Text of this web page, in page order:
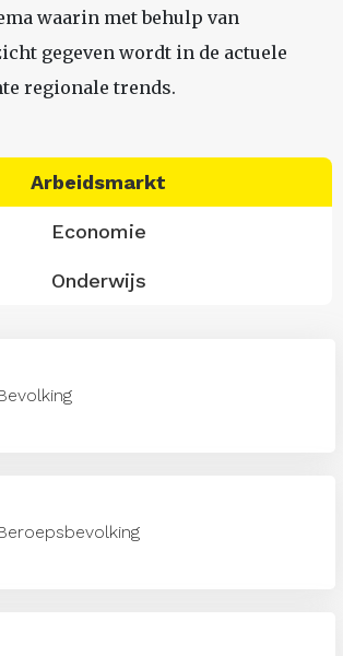
waarin met behulp van
gegeven wordt in de actuele
regionale trends.
Arbeidsmarkt
Economie
Onderwijs